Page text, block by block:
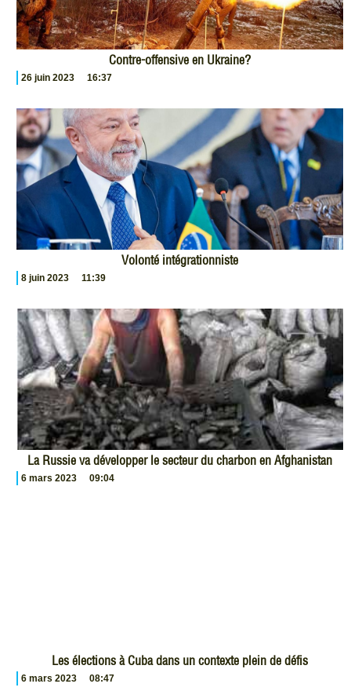
Contre-offensive en Ukraine?
26 juin 2023 16:37
Volonté intégrationniste
8 juin 2023 11:39
La Russie va développer le secteur du charbon en Afghanistan
6 mars 2023 09:04
Les élections à Cuba dans un contexte plein de défis
6 mars 2023 08:47